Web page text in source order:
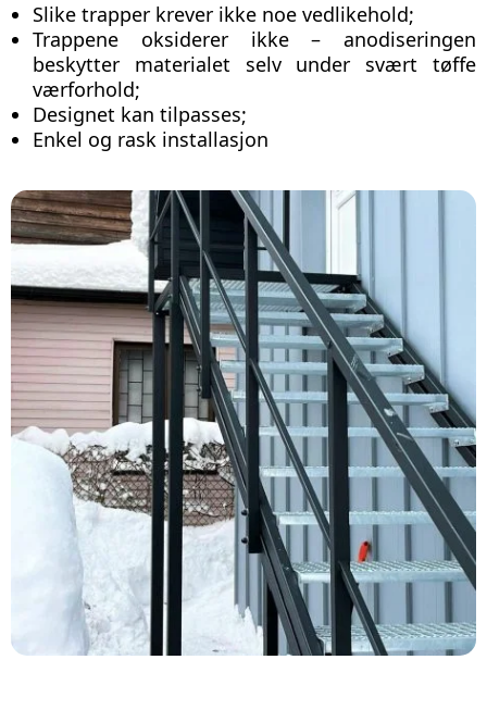
Slike trapper krever ikke noe vedlikehold;
Trappene oksiderer ikke – anodiseringen
beskytter materialet selv under svært tøffe
værforhold;
Designet kan tilpasses;
Enkel og rask installasjon